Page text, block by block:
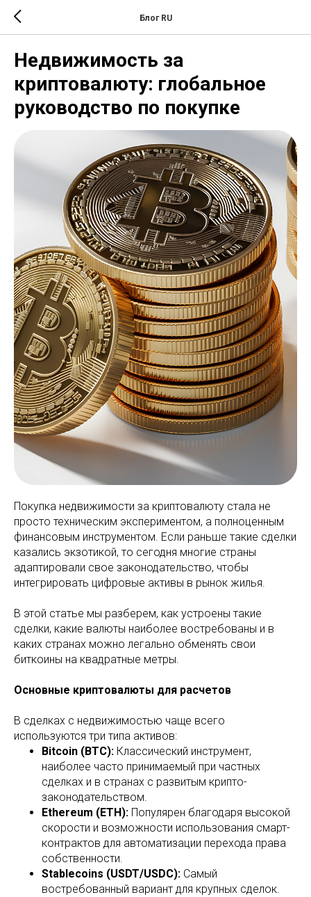
Блог RU
Недвижимость за
криптовалюту: глобальное
руководство по покупке
Покупка недвижимости за криптовалюту стала не
просто техническим экспериментом, а полноценным
финансовым инструментом. Если раньше такие сделки
казались экзотикой, то сегодня многие страны
адаптировали свое законодательство, чтобы
интегрировать цифровые активы в рынок жилья.
В этой статье мы разберем, как устроены такие
сделки, какие валюты наиболее востребованы и в
каких странах можно легально обменять свои
биткоины на квадратные метры.
Основные криптовалюты для расчетов
В сделках с недвижимостью чаще всего
используются три типа активов:
Bitcoin (BTC): Классический инструмент,
наиболее часто принимаемый при частных
сделках и в странах с развитым крипто-
законодательством.
Ethereum (ETH): Популярен благодаря высокой
скорости и возможности использования смарт-
контрактов для автоматизации перехода права
собственности.
Stablecoins (USDT/USDC): Самый
востребованный вариант для крупных сделок.